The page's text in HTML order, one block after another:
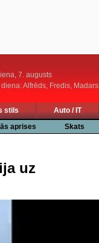
7. augusts
Alfrēds, Fredis, Madars
stils Auto / IT
aprises Skats
uz